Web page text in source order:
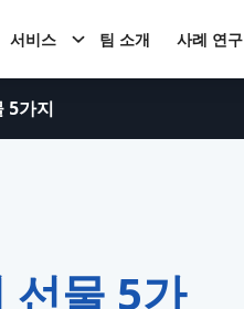
서비스 팀 소개 사례 연구
5가지
선물 5가